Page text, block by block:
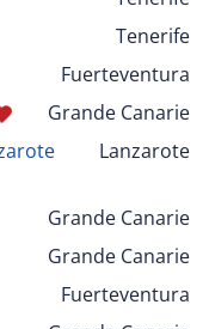
Tenerife
Fuerteventura
Grande Canarie
Lanzarote
Grande Canarie
Grande Canarie
Fuerteventura